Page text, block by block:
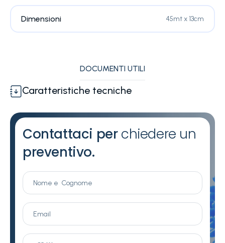
Dimensioni 45mt x 13cm
DOCUMENTI UTILI
Caratteristiche tecniche
Contattaci perchiedere un
preventivo.